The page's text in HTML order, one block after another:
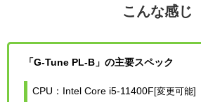
こんな感じ
「G-Tune PL-B」の主要スペック
CPU：Intel Core i5-11400F [変更可能]